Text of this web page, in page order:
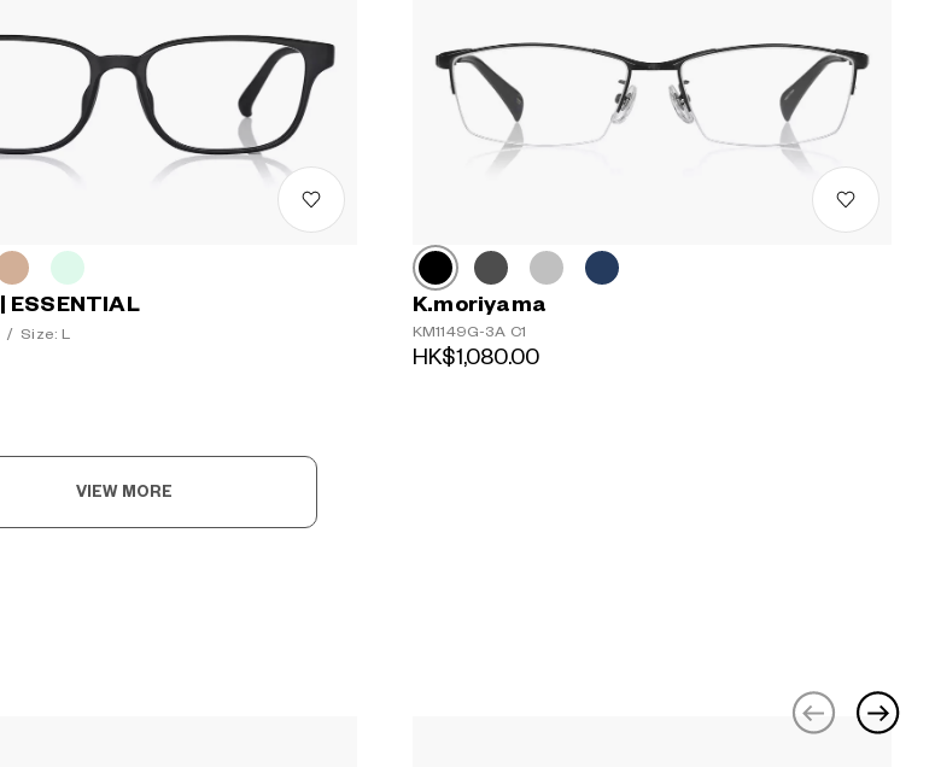
ESSENTIAL
/ Size: L
K.moriyama
KM1149G-3A C1
HK$1,080.00
VIEW MORE